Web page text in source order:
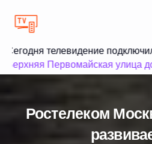
Сегодня телевидение
Верхняя Первомайская улица
Ростелеком